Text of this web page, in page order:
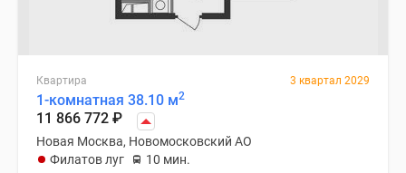
Квартира 3 квартал 2029
1-комнатная 38.10 м2
11 866 772 ₽
Новая Москва, Новомосковский АО
Филатов луг
10 мин.